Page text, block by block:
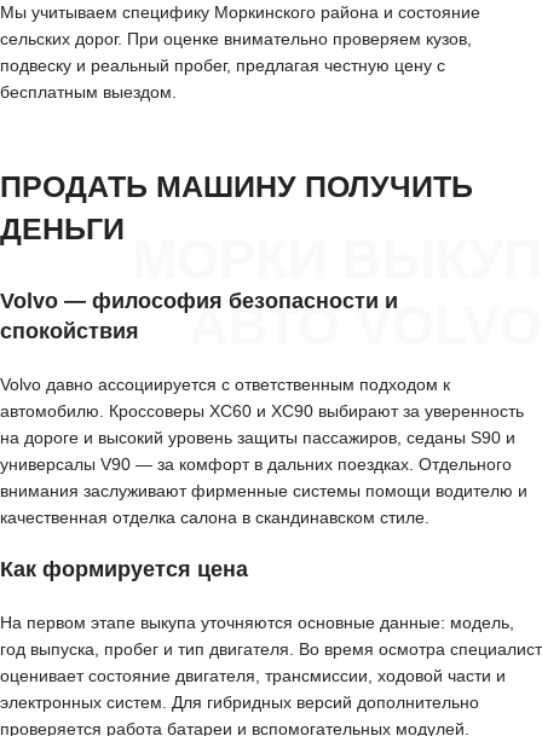
Мы учитываем специфику Моркинского района и состояние
сельских дорог. При оценке внимательно проверяем кузов,
подвеску и реальный пробег, предлагая честную цену с
бесплатным выездом.
АВТО VOLVO
ПРОДАТЬ МАШИНУ ПОЛУЧИТЬ
ДЕНЬГИ
Volvo — философия безопасности и
спокойствия
Volvo давно ассоциируется с ответственным подходом к
автомобилю. Кроссоверы XC60 и XC90 выбирают за уверенность
на дороге и высокий уровень защиты пассажиров, седаны S90 и
универсалы V90 — за комфорт в дальних поездках. Отдельного
внимания заслуживают фирменные системы помощи водителю и
качественная отделка салона в скандинавском стиле.
Как формируется цена
На первом этапе выкупа уточняются основные данные: модель,
год выпуска, пробег и тип двигателя. Во время осмотра специалист
оценивает состояние двигателя, трансмиссии, ходовой части и
электронных систем. Для гибридных версий дополнительно
проверяется работа батареи и вспомогательных модулей.